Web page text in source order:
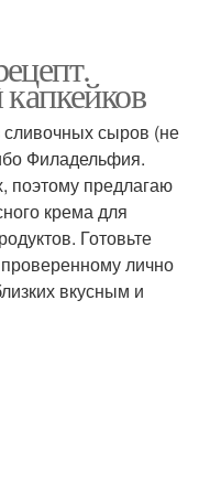
сливочных сыров (не
Филадельфия.
поэтому предлагаю
крема для
Готовьте
лично
вкусным и